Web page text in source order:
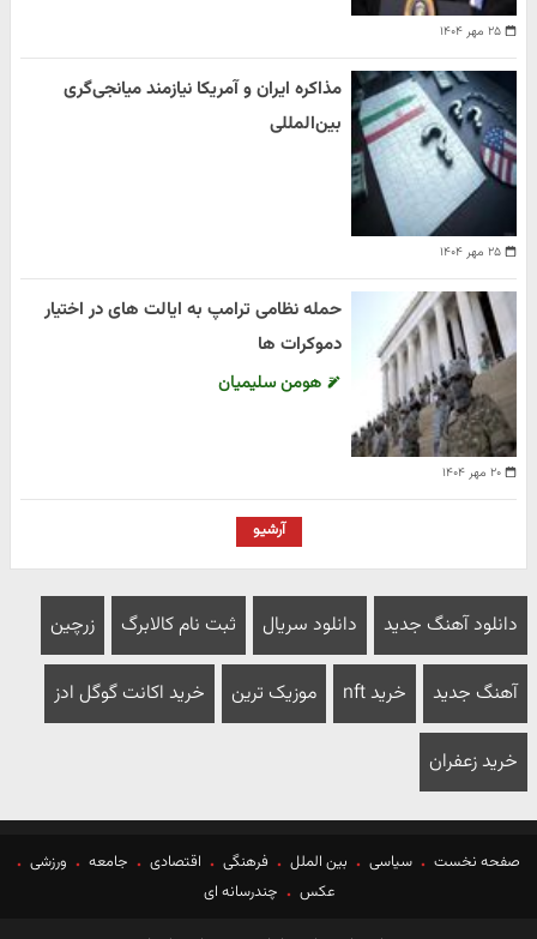
۲۵ مهر ۱۴۰۴
۲۵ مهر ۱۴۰۴
مذاکره ایران و آمریکا نیازمند میانجی‌گری
بین‌المللی
۲۰ مهر ۱۴۰۴
حمله نظامی ترامپ به ایالت های در اختیار
دموکرات ها
هومن سلیمیان
آرشیو
دانلود آهنگ جدید دانلود سریال ثبت نام کالابرگ زرچین
آهنگ جدید خرید nft موزیک ترین خرید اکانت گوگل ادز
خرید زعفران
صفحه نخست سیاسی بین الملل فرهنگی اقتصادی جامعه
ورزشی
عکس
چندرسانه ای